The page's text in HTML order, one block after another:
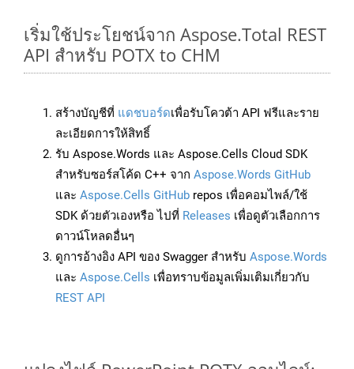
เริ่มใช้ประโยชน์จาก Aspose.Total REST
API สำหรับ POTX to CHM
สร้างบัญชีที่ แดชบอร์ดเพื่อรับโควต้า API ฟรีและราย
ละเอียดการให้สิทธิ์
รับ Aspose.Words และ Aspose.Cells Cloud SDK
สำหรับซอร์สโค้ด C++ จาก Aspose.Words GitHub
และ Aspose.Cells GitHub repos เพื่อคอมไพล์/ใช้
SDK ด้วยตัวเองหรือ ไปที่ Releases เพื่อดูตัวเลือกการ
ดาวน์โหลดอื่นๆ
ดูการอ้างอิง API ของ Swagger สำหรับ Aspose.Words
และ Aspose.Cells เพื่อทราบข้อมูลเพิ่มเติมเกี่ยวกับ
REST API